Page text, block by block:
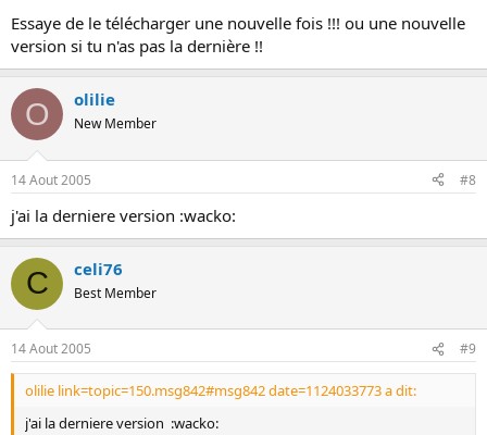
Essaye de le télécharger une nouvelle fois !!! ou une nouvelle
version si tu n'as pas la dernière !!
O olilie
New Member
14 Aout 2005 #8
j'ai la derniere version :wacko:
C celi76
Best Member
14 Aout 2005 #9
olilie link=topic=150.msg842#msg842 date=1124033773 a dit:
j'ai la derniere version :wacko: